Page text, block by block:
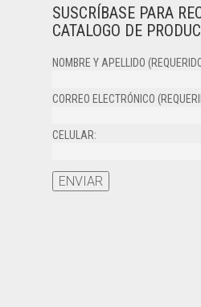
SUSCRÍBASE PARA
CATALOGO DE
NOMBRE Y APELLIDO
CORREO ELECTRÓNICO
CELULAR: